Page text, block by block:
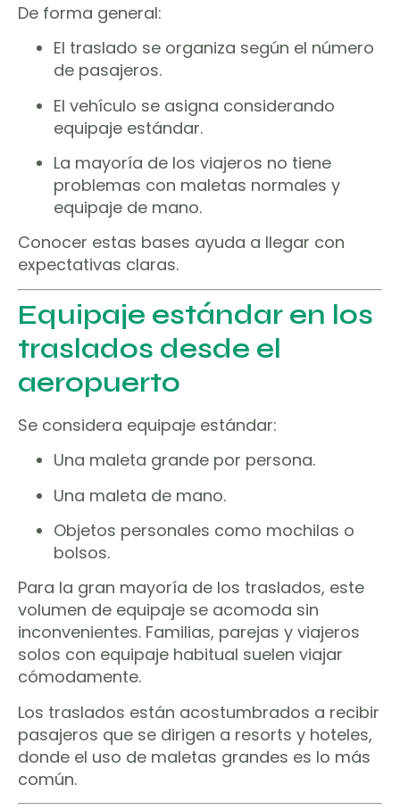
De forma general:
El traslado se organiza según el número
de pasajeros.
El vehículo se asigna considerando
equipaje estándar.
La mayoría de los viajeros no tiene
problemas con maletas normales y
equipaje de mano.
Conocer estas bases ayuda a llegar con
expectativas claras.
Equipaje estándar en los
traslados desde el
aeropuerto
Se considera equipaje estándar:
Una maleta grande por persona.
Una maleta de mano.
Objetos personales como mochilas o
bolsos.
Para la gran mayoría de los traslados, este
volumen de equipaje se acomoda sin
inconvenientes. Familias, parejas y viajeros
solos con equipaje habitual suelen viajar
cómodamente.
Los traslados están acostumbrados a recibir
pasajeros que se dirigen a resorts y hoteles,
donde el uso de maletas grandes es lo más
común.